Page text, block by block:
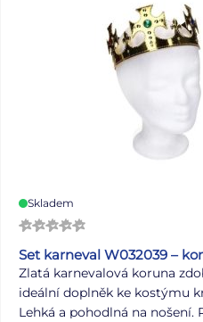
Skladem
Set karneval W032039 –
Zlatá karnevalová koruna
ideální doplněk ke kostýmu
Lehká a pohodlná na nošení.